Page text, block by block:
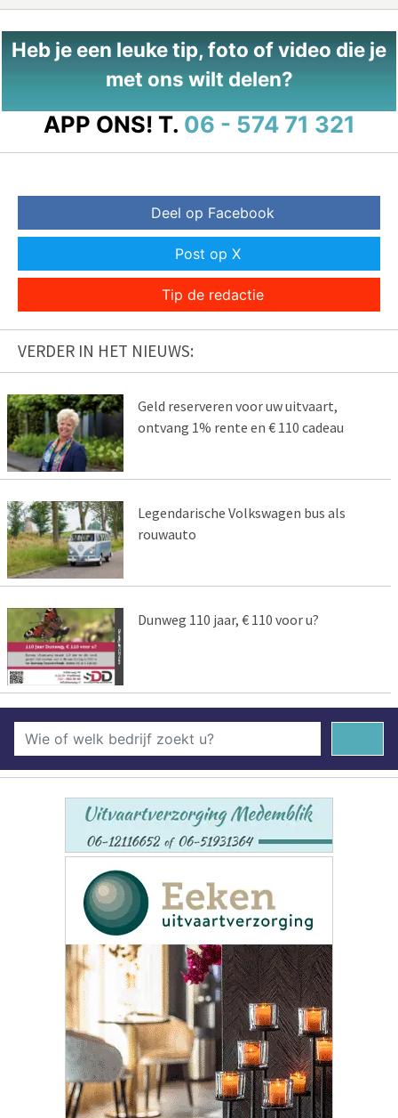
Heb je een leuke tip, foto of video die je
met ons wilt delen?
APP ONS! T. 06 - 574 71 321
Deel op Facebook
Post op X
Tip de redactie
VERDER IN HET NIEUWS:
Geld reserveren voor uw uitvaart,
ontvang 1% rente en € 110 cadeau
Legendarische Volkswagen bus als
rouwauto
Dunweg 110 jaar, € 110 voor u?